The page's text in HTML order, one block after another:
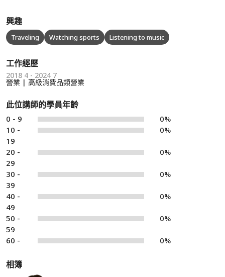
興趣
Traveling Watching sports Listening to music
工作經歷
2018 4 - 2024 7
營業 | 高級消費品類營業
此位講師的學員年齡
0 - 9
0%
10 -
19
0%
20 -
29
0%
30 -
39
0%
40 -
49
0%
50 -
59
0%
60 - 0%
相簿